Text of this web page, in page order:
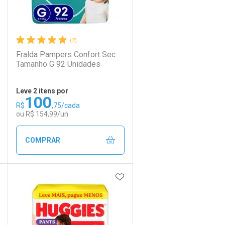
Ativar Desconto
Comprar sem Desconto
Comprar sem Desconto
(2)
Fralda Pampers Confort Sec
Tamanho G 92 Unidades
Leve 2 itens por
R$100,75/cada
ou R$ 154,99/un
COMPRAR
FECHAR
Laboratório
FECHAR
Por Menos
AOS FAVORITOS ADICIONAR AOS